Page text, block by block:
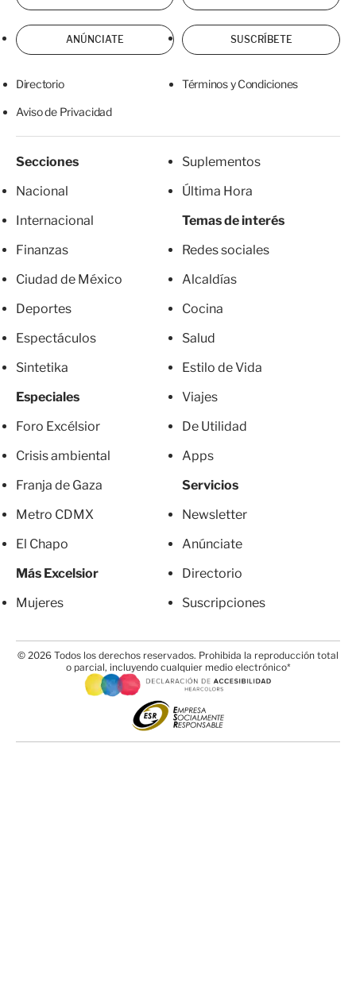
ANÚNCIATE SUSCRÍBETE
Directorio Términos y Condiciones
Aviso de Privacidad
Secciones
Nacional
Internacional
Finanzas
Ciudad de México
Deportes
Espectáculos
Sintetika
Especiales
Foro Excélsior
Crisis ambiental
Franja de Gaza
Metro CDMX
El Chapo
Más Excelsior
Mujeres
Suplementos
Última Hora
Temas de interés
Redes sociales
Alcaldías
Cocina
Salud
Estilo de Vida
Viajes
De Utilidad
Apps
Servicios
Newsletter
Anúnciate
Directorio
Suscripciones
© 2026 Todos los derechos reservados. Prohibida la reproducción total
o parcial, incluyendo cualquier medio electrónico*